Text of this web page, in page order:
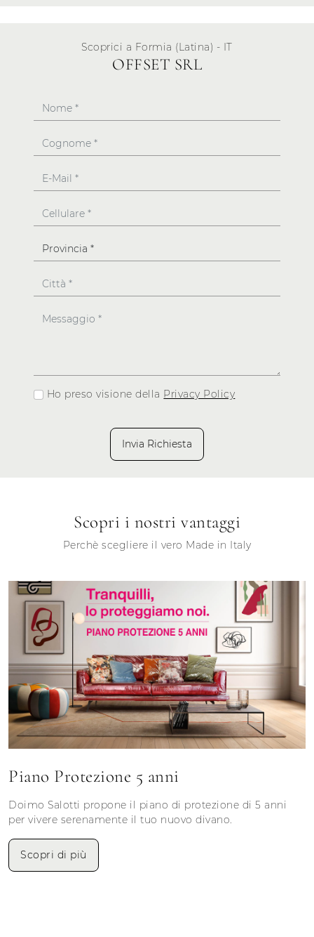
Scoprici a Formia (Latina) - IT
OFFSET SRL
Ho preso visione della Privacy Policy
Invia Richiesta
Scopri i nostri vantaggi
Perchè scegliere il vero Made in Italy
Piano Protezione 5 anni
Doimo Salotti propone il piano di protezione di 5 anni
per vivere serenamente il tuo nuovo divano.
Scopri di più